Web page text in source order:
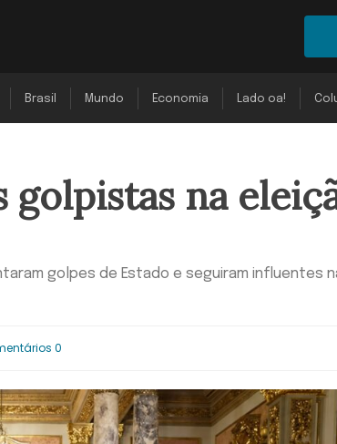
Brasil Mundo Economia Lado oa!
golpistas na
golpes de Estado e seguiram influentes
0